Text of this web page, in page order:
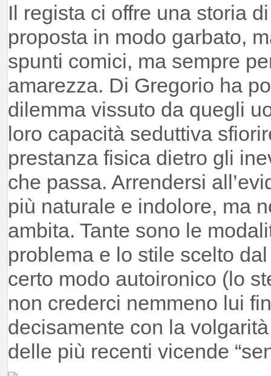
Il regista ci offre una storia
proposta in modo garbato,
spunti comici, ma sempre
amarezza. Di Gregorio ha
dilemma vissuto da quegli
loro capacità seduttiva
prestanza fisica dietro gli
che passa. Arrendersi
più naturale e indolore, ma
ambita. Tante sono le
problema e lo stile scelto
certo modo autoironico (lo
non crederci nemmeno lui
decisamente con la
delle più recenti vicende